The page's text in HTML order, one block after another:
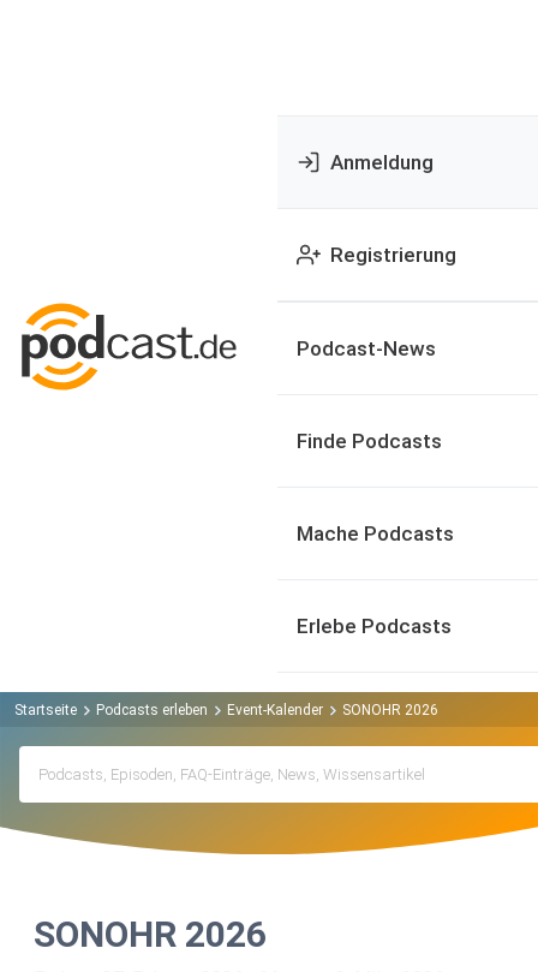
Anmeldung
Registrierung
Podcast-News
Finde Podcasts
Mache Podcasts
Erlebe Podcasts
Startseite Podcasts erleben Event-Kalender SONOHR 2026
SONOHR 2026